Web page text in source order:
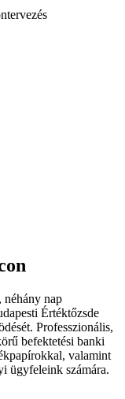
nap
Értéktőzsde
Professzionális,
befektetési banki
valamint
ügyfeleink számára.